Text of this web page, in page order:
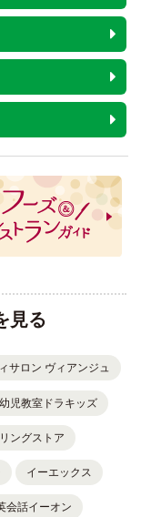
見る
サロン ヴィアンジュ
児教室ドラキッズ
ングストア
イーエックス
会話イーオン